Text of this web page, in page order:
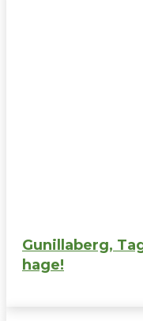
Gunillaberg,
hage!